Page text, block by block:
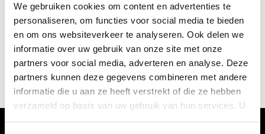
We gebruiken cookies om content en advertenties te
personaliseren, om functies voor social media te bieden
en om ons websiteverkeer te analyseren. Ook delen we
informatie over uw gebruik van onze site met onze
partners voor social media, adverteren en analyse. Deze
partners kunnen deze gegevens combineren met andere
informatie die u aan ze heeft verstrekt of die ze hebben
verzameld op basis van uw gebruik van hun services. U
middeleeuwse kerkgangers
De kathedraal, een oase van rust en bezinning? Voor wie er
vandaag de dag een kaarsje brandt misschien wel. Maar een
kerkganger van 500 jaar geleden trof vaak een veel
levendigere situatie aan. Van zwerfhonden tot spelende
kinderen, en soms wel 100 missen op een dag! Kunsthistoricus
Wendy Wauters toog onlangs naar het Noord-Hollands Archief
om in geuren en kleuren te vertellen over het dagelijks leven
in de kathedraal van Antwerpen.